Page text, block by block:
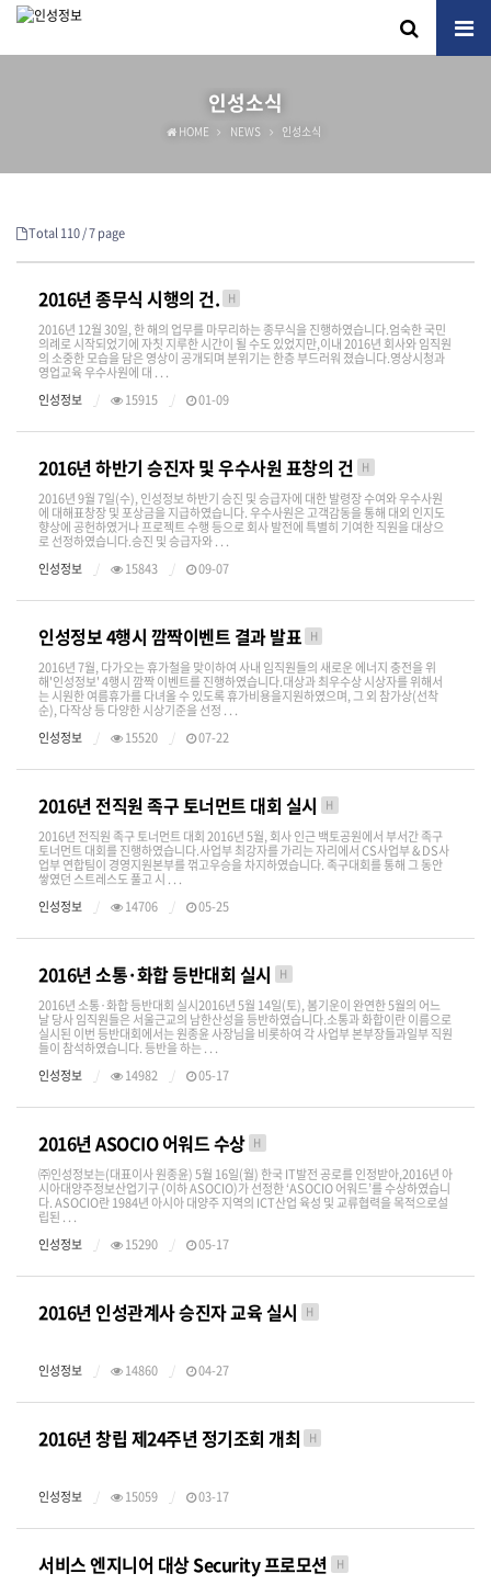
인성소식
HOME NEWS 인성소식
Total 110 /7 page
2016년 종무식 시행의 건. H
2016년 12월 30일, 한 해의 업무를 마무리하는 종무식을 진행하였습니다.엄숙한 국민
의례로 시작되었기에 자칫 지루한 시간이 될 수도 있었지만,이내 2016년 회사와 임직원
의 소중한 모습을 담은 영상이 공개되며 분위기는 한층 부드러워 졌습니다.영상시청과
영업교육 우수사원에 대 . . .
인성정보
15915 01-09
2016년 하반기 승진자 및 우수사원 표창의 건 H
2016년 9월 7일(수), 인성정보 하반기 승진 및 승급자에 대한 발령장 수여와 우수사원
에 대해표창장 및 포상금을 지급하였습니다. 우수사원은 고객감동을 통해 대외 인지도
향상에 공헌하였거나 프로젝트 수행 등으로 회사 발전에 특별히 기여한 직원을 대상으
로 선정하였습니다.승진 및 승급자와 . . .
인성정보
15843 09-07
인성정보 4행시 깜짝이벤트 결과 발표 H
2016년 7월, 다가오는 휴가철을 맞이하여 사내 임직원들의 새로운 에너지 충전을 위
해'인성정보' 4행시 깜짝 이벤트를 진행하였습니다.대상과 최우수상 시상자를 위해서
는 시원한 여름휴가를 다녀올 수 있도록 휴가비용을지원하였으며, 그 외 참가상(선착
순), 다작상 등 다양한 시상기준을 선정 . . .
인성정보
15520 07-22
2016년 전직원 족구 토너먼트 대회 실시 H
2016년 전직원 족구 토너먼트 대회 2016년 5월, 회사 인근 백토공원에서 부서간 족구
토너먼트 대회를 진행하였습니다.사업부 최강자를 가리는 자리에서 CS사업부 & DS사
업부 연합팀이 경영지원본부를 꺾고우승을 차지하였습니다. 족구대회를 통해 그 동안
쌓였던 스트레스도 풀고 시 . . .
인성정보
14706 05-25
2016년 소통·화합 등반대회 실시 H
2016년 소통·화합 등반대회 실시2016년 5월 14일(토), 봄기운이 완연한 5월의 어느
날 당사 임직원들은 서울근교의 남한산성을 등반하였습니다.소통과 화합이란 이름으로
실시된 이번 등반대회에서는 원종윤 사장님을 비롯하여 각 사업부 본부장들과일부 직원
들이 참석하였습니다. 등반을 하는 . . .
인성정보
14982 05-17
2016년 ASOCIO 어워드 수상 H
㈜인성정보는(대표이사 원종윤) 5월 16일(월) 한국 IT발전 공로를 인정받아,​2016년 아
시아대양주정보산업기구 (이하 ASOCIO)가 선정한 ‘ASOCIO 어워드’를 수상하였습니
다. ASOCIO란 1984년 아시아 대양주 지역의 ICT산업 육성 및 교류협력을 목적으로설
립된 . . .
인성정보
15290 05-17
2016년 인성관계사 승진자 교육 실시 H
인성정보 14860 04-27
2016년 창립 제24주년 정기조회 개최 H
인성정보 15059 03-17
서비스 엔지니어 대상 Security 프로모션 H